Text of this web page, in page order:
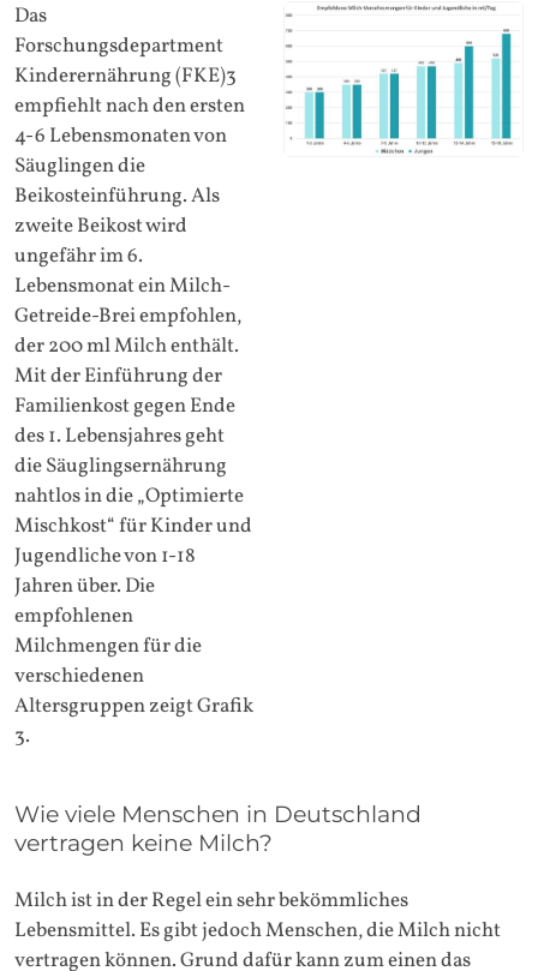
Das
Forschungsdepartment
Kinderernährung (FKE)3
empfiehlt nach den ersten
4-6 Lebensmonaten von
Säuglingen die
Beikosteinführung. Als
zweite Beikost wird
ungefähr im 6.
Lebensmonat ein Milch-
Getreide-Brei empfohlen,
der 200 ml Milch enthält.
Mit der Einführung der
Familienkost gegen Ende
des 1. Lebensjahres geht
die Säuglingsernährung
nahtlos in die „Optimierte
Mischkost“ für Kinder und
Jugendliche von 1-18
Jahren über. Die
empfohlenen
Milchmengen für die
verschiedenen
Altersgruppen zeigt Grafik
3.
Wie viele Menschen in Deutschland
vertragen keine Milch?
Milch ist in der Regel ein sehr bekömmliches
Lebensmittel. Es gibt jedoch Menschen, die Milch nicht
vertragen können. Grund dafür kann zum einen das